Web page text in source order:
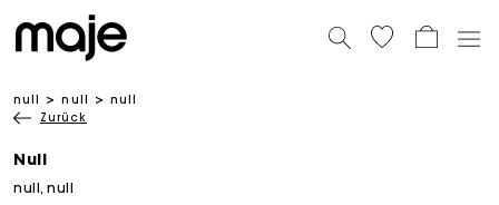
null null null
Zurück
Null
null, null